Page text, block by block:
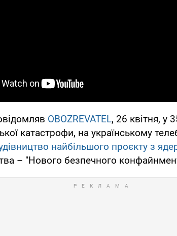
OBOZREVATEL, 26 квітня, у
катастрофи, на українському
найбільшого проєкту з
– "Нового безпечного